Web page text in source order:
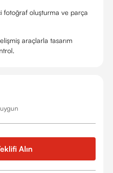
fotoğraf oluşturma ve parça
araçlarla tasarım
Alın